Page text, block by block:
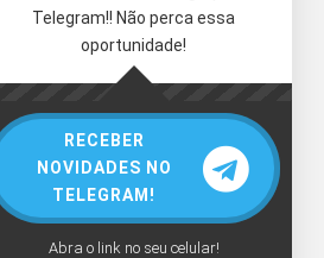
Telegram!! Não perca essa
oportunidade!
RECEBER
NOVIDADES NO
TELEGRAM!
Abra o link no seu celular!